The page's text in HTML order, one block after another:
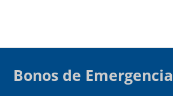
Bonos de Emergencia